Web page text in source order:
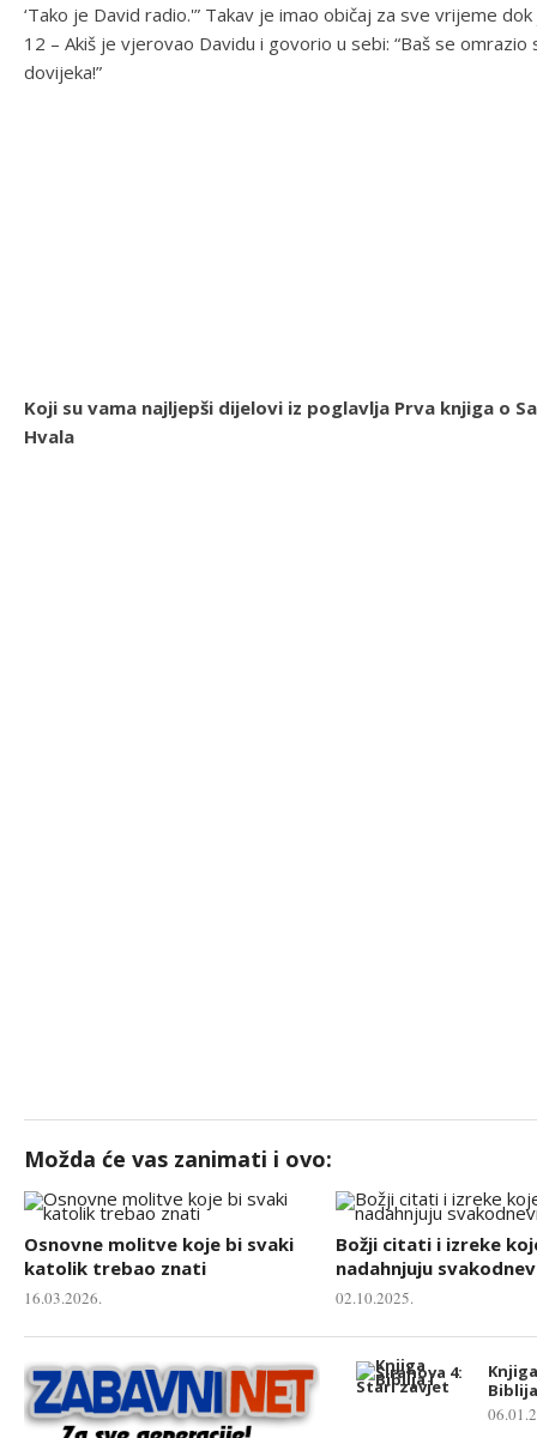
‘Tako je David radio.'” Takav je imao običaj za sve vrijeme
12 – Akiš je vjerovao Davidu i govorio u sebi: “Baš se
dovijeka!”
Koji su vama najljepši dijelovi iz poglavlja Prva knjiga o
Hvala
Možda će vas zanimati i ovo:
Osnovne molitve koje bi svaki
katolik trebao znati
16.03.2026.
Božji citati i izreke
nadahnjuju
02.10.2025.